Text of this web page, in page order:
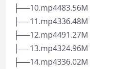
├──10.mp4483.56M
├──11.mp4336.48M
├──12.mp4491.27M
├──13.mp4324.96M
├──14.mp4336.02M